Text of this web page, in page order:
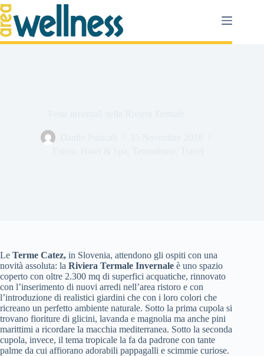
Salta
al
contenuto
Le Terme Catez, in Slovenia, attendono gli ospiti con una
novità assoluta: la Riviera Termale Invernale è uno spazio
coperto con oltre 2.300 mq di superfici acquatiche, rinnovato
con l’inserimento di nuovi arredi nell’area ristoro e con
l’introduzione di realistici giardini che con i loro colori che
ricreano un perfetto ambiente naturale. Sotto la prima cupola si
trovano fioriture di glicini, lavanda e magnolia ma anche pini
marittimi a ricordare la macchia mediterranea. Sotto la seconda
cupola, invece, il tema tropicale la fa da padrone con tante
palme da cui affiorano adorabili pappagalli e scimmie curiose.